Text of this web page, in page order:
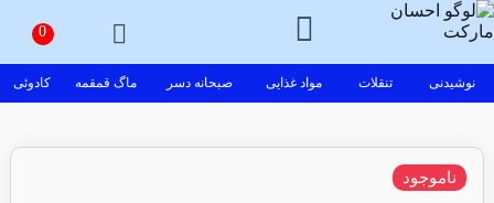
نوشیدنی تنقلات مواد غذایی صبحانه دسر ماگ قمقمه کادوئی
ناموجود